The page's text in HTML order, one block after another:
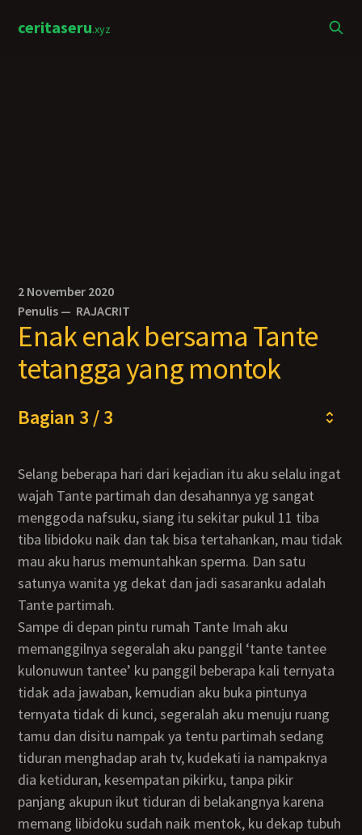
ceritaseru.xyz
2 November 2020
Penulis — RAJACRIT
Enak enak bersama Tante
tetangga yang montok
Bagian 3 / 3
Selang beberapa hari dari kejadian itu aku selalu ingat
wajah Tante partimah dan desahannya yg sangat
menggoda nafsuku, siang itu sekitar pukul 11 tiba
tiba libidoku naik dan tak bisa tertahankan, mau tidak
mau aku harus memuntahkan sperma. Dan satu
satunya wanita yg dekat dan jadi sasaranku adalah
Tante partimah.
Sampe di depan pintu rumah Tante Imah aku
memanggilnya segeralah aku panggil ‘tante tantee
kulonuwun tantee’ ku panggil beberapa kali ternyata
tidak ada jawaban, kemudian aku buka pintunya
ternyata tidak di kunci, segeralah aku menuju ruang
tamu dan disitu nampak ya tentu partimah sedang
tiduran menghadap arah tv, kudekati ia nampaknya
dia ketiduran, kesempatan pikirku, tanpa pikir
panjang akupun ikut tiduran di belakangnya karena
memang libidoku sudah naik mentok, ku dekap tubuh